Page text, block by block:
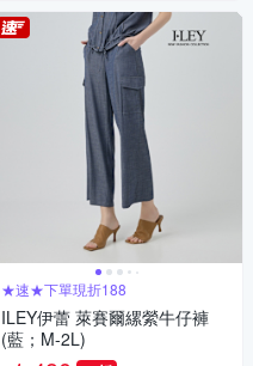
★速★下單現折188
ILEY伊蕾 萊賽爾縲縈牛仔褲
(藍；M-2L)